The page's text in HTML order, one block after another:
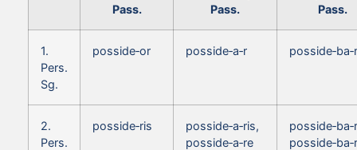
Pass.
Pass.
Pass.
1.
Pers.
Sg.
posside‑or posside‑a‑r posside‑ba‑r
2.
Pers.
posside‑ris
posside‑a‑ris,
posside‑a‑re